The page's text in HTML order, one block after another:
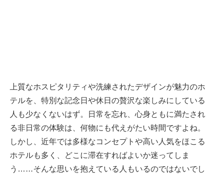
上質なホスピタリティや洗練されたデザインが魅力のホ
テルを、特別な記念日や休日の贅沢な楽しみにしている
人も少なくないはず。日常を忘れ、心身ともに満たされ
る非日常の体験は、何物にも代えがたい時間ですよね。
しかし、近年では多様なコンセプトや高い人気をほこる
ホテルも多く、どこに滞在すればよいか迷ってしま
う……そんな思いを抱えている人もいるのではないでし